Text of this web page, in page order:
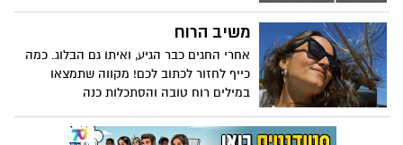
של מכניקה קוונטית, בשונה לגמרי מעצמים
בסדר גודל אנושי. בניסוי פורץ דרך, ארון
הנראה לעין בלתי-מזויינת, אבל הנמצא באופן
מוכח בשני מקומות בו-זמנית. בהרצאה זו,
על הנושא.
משיב הרוח
אחרי החגים כבר הגיע, ואיתו גם הבלוג. כמה
כייף לחזור לכתוב לכם! מקווה שתמצאו
במילים רוח טובה והסתכלות כנה